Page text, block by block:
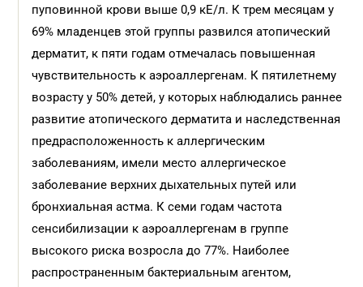
пуповинной крови выше 0,9 кЕ/л. К трем месяцам у
69% младенцев этой группы развился атопический
дерматит, к пяти годам отмечалась повышенная
чувствительность к аэроаллергенам. К пятилетнему
возрасту у 50% детей, у которых наблюдались раннее
развитие атопического дерматита и наследственная
предрасположенность к аллергическим
заболеваниям, имели место аллергическое
заболевание верхних дыхательных путей или
бронхиальная астма. К семи годам частота
сенсибилизации к аэроаллергенам в группе
высокого риска возросла до 77%. Наиболее
распространенным бактериальным агентом,